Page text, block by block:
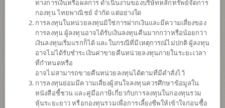
ทางการเงินหรือผลการ ดำเนินงานของบริษัทหลักทรัพย์จัดการ
กองทุน ไทยพาณิชย์ จำกัด แต่อย่างใด
การลงทุนในหน่วยลงทุนมิใช่การฝากเงินและมีความเสี่ยงของ
การลงทุน ผู้ลงทุนอาจได้รับเงินลงทุนคืนมากกว่าหรือน้อยกว่า
เงินลงทุนเริ่มแรกก็ได้ และในกรณีที่มีเหตุการณ์ไม่ปกติ ผู้ลงทุน
อาจไม่ได้รับชำระเงินค่าขายคืนหน่วยลงทุนภายในระยะเวลา
ที่กำหนดหรือ
อาจไม่สามารถขายคืนหน่วยลงทุนได้ตามที่มีคำสั่งไว้
การลงทุนย่อมมีความเสี่ยงผู้สนใจลงทุนควรศึกษาข้อมูลใน
หนังสือชี้ชวน และคู่มือภาษีเกี่ยวกับการลงทุนในกองทุนรวม
หุ้นระยะยาว หรือกองทุนรวมเพื่อการเลี้ยงชีพให้เข้าใจก่อนซื้อ